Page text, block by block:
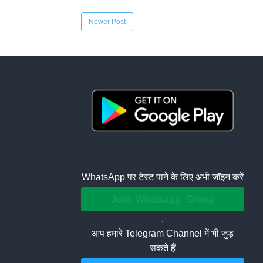
Newer Post
WhatsApp पर टेस्ट पाने के लिए अभी जॉइन करें
.
आप हमारे Telegram Channel में भी जुड़
सकते हैं